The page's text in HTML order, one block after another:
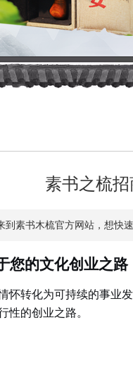
素书之梳
到素书木梳官方网站，想快
您的文化创业之路
怀转化为可持续的事业
性的创业之路。